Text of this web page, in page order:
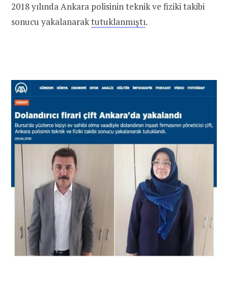
2018 yılında Ankara polisinin teknik ve fiziki takibi
sonucu yakalanaraktutuklanmıştı.